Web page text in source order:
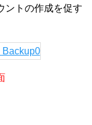
ントの作成を促す